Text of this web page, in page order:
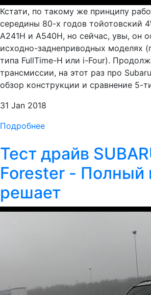
Кстати, по такому же принципу
середины 80-х годов тойотовский
A241H и A540H, но сейчас, увы, он
исходно-заднеприводных моделях
типа FullTime-H или i-Four).
трансмиссии, на этот раз про
обзор конструкции и сравнение 5-
31 Jan 2018
Подробнее
Тест драйв
Forester - Полный
решает